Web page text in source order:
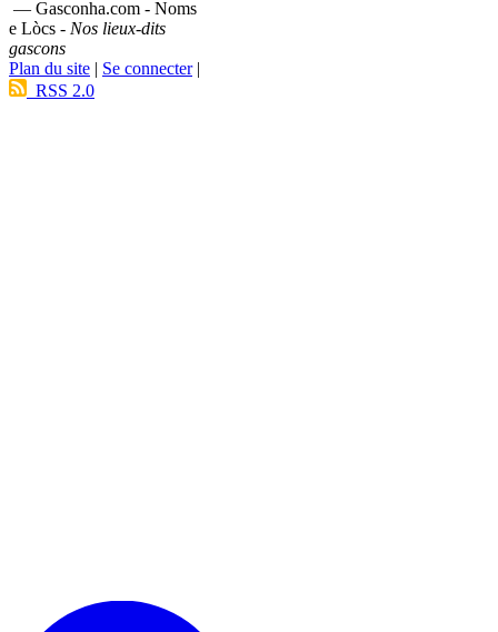
— Gasconha.com - Noms
e Lòcs - Nos lieux-dits
gascons
Plan du site | Se connecter|
RSS 2.0